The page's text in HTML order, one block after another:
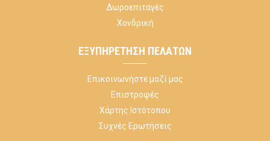
Δωροεπιταγές
Χονδρική
ΕΞΥΠΗΡΈΤΗΣΗ ΠΕΛΑΤΏΝ
Επικοινωνήστε μαζί μας
Επιστροφές
Χάρτης Ιστότοπου
Συχνές Ερωτήσεις